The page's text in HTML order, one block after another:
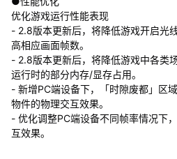
优化游戏运行性能表现
- 2.8版本更新后，将降低游戏开启光
高相应画面帧数。
- 2.8版本更新后，将降低游戏中各类
运行时的部分内存/显存占用。
- 新增PC端设备下，「时隙废都」区
物件的物理交互效果。
- 优化调整PC端设备不同帧率情况下
互效果。